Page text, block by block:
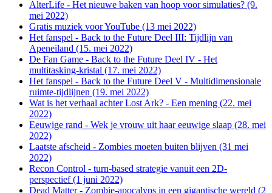
AlterLife - Het nieuwe baken van hoop voor simulaties? (9.
mei 2022)
Gratis muziek voor YouTube (13 mei 2022)
Het fanspel - Back to the Future Deel III: Tijdlijn van
Apeneiland (15. mei 2022)
De Fan Game - Back to the Future Deel IV - Het
multitasking-kristal (17. mei 2022)
Het fanspel - Back to the Future Deel V - Multidimensionale
ruimte-tijdlijnen (19. mei 2022)
Wat is het verhaal achter Lost Ark? - Een mening (22. mei
2022)
Eeuwige rand - Wek je vrouw uit haar eeuwige slaap (28. mei
2022)
Laatste afscheid - Zombies moeten buiten blijven (31 mei
2022)
Recon Control - turn-based strategie vanuit een 2D-
perspectief (1 juni 2022)
Dead Matter - Zombie-apocalyps in een gigantische wereld (2